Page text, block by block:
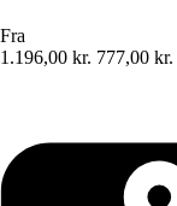
Fra
1.196,00 kr. 777,00 kr.